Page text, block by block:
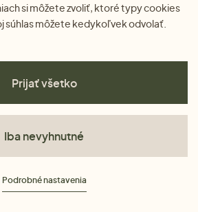
Cookies
si môžete zvoliť, ktoré typy cookies
súhlas môžete kedykoľvek odvolať.
Prijať všetko
Iba nevyhnutné
Podrobné nastavenia